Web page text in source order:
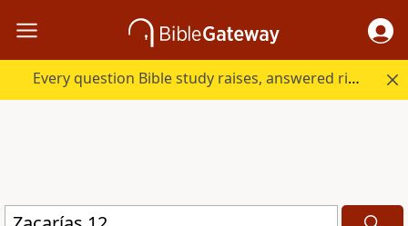
Every question Bible study raises, answered right here.